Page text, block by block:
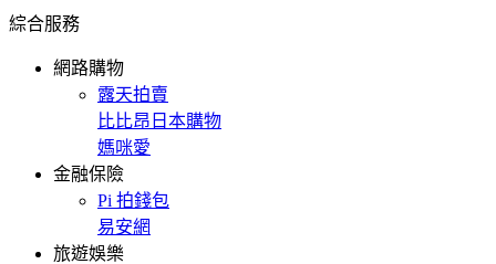
綜合服務
網路購物
露天拍賣
比比昂日本購物
媽咪愛
金融保險
Pi 拍錢包
易安網
旅遊娛樂